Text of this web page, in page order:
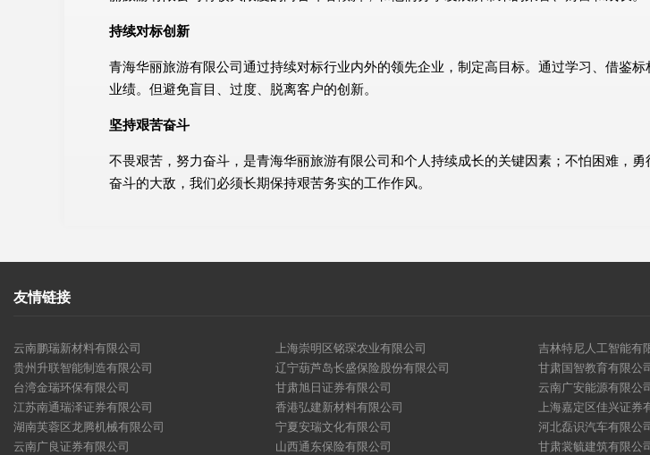
持续对标创新
青海华丽旅游有限公司通过持续对标行业内外的领先企业，制定高目标。通过学习、借鉴
业绩。但避免盲目、过度、脱离客户的创新。
坚持艰苦奋斗
不畏艰苦，努力奋斗，是青海华丽旅游有限公司和个人持续成长的关键因素；不怕困难，
奋斗的大敌，我们必须长期保持艰苦务实的工作作风。
友情链接
云南鹏瑞新材料有限公司 上海崇明区铭琛农业有限公司
吉林特尼人工智能有
贵州升联智能制造有限公司
辽宁葫芦岛长盛保险股份有限公司
甘肃国智教育有限公
台湾金瑞环保有限公司
甘肃旭日证券有限公司
云南广安能源有限公
江苏南通瑞泽证券有限公司
香港弘建新材料有限公司
上海嘉定区佳兴证券
湖南芙蓉区龙腾机械有限公司
宁夏安瑞文化有限公司
河北磊识汽车有限公
云南广良证券有限公司
山西通东保险有限公司 甘肃裳毓建筑有限公